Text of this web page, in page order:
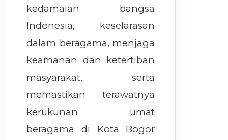
kedamaian bangsa
Indonesia, keselarasan
dalam beragama, menjaga
keamanan dan ketertiban
masyarakat, serta
memastikan terawatnya
kerukunan umat
beragama di Kota Bogor